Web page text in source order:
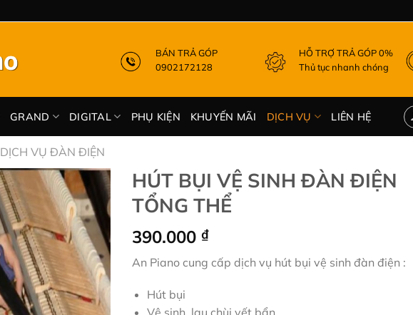
BÁN TRẢ GÓP
0902172128
HỖ TRỢ TRẢ GÓP 0%
Thủ tục nhanh chóng
GRAND DIGITAL PHỤ KIỆN KHUYẾN MÃI DỊCH VỤ LIÊN HỆ
DỊCH VỤ ĐÀN ĐIỆN
HÚT BỤI VỆ SINH ĐÀN ĐIỆN
TỔNG THỂ
390.000 ₫
An Piano cung cấp dịch vụ hút bụi vệ sinh đàn điện :
Hút bụi